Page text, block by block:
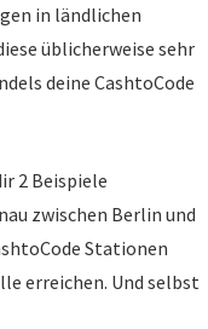
in ländlichen
üblicherweise sehr
deine CashtoCode
2 Beispiele
zwischen Berlin und
Stationen
erreichen. Und selbst